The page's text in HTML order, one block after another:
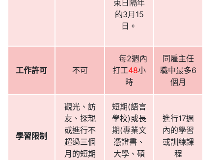
束日隔年
的3月15
日。
工作許可 不可
每2週內
打工48小
時
同雇主任
職中最多6
個月
學習限制
觀光、訪
友、探親
或進行不
超過三個
月的短期
短期(語言
學校)或長
期(專業文
憑證書、
大學、碩
進行17週
內的學習
或訓練課
程